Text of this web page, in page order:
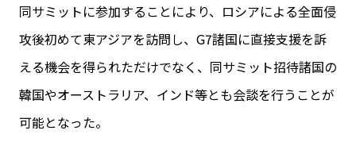
同サミットに参加することにより、ロシアによる全面侵
攻後初めて東アジアを訪問し、G7諸国に直接支援を訴
える機会を得られただけでなく、同サミット招待諸国の
韓国やオーストラリア、インド等とも会談を行うことが
可能となった。